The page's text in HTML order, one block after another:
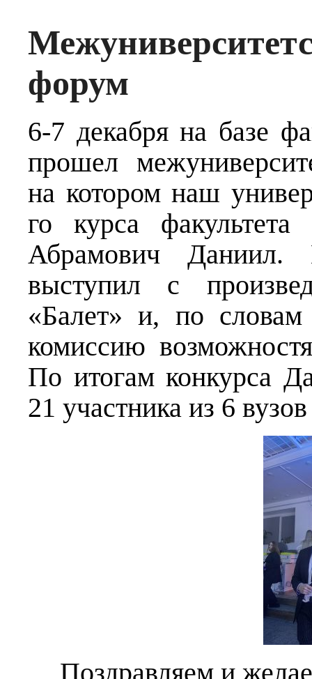
форум
6-7 декабря на базе
прошел
на котором наш
го курса
Абрамович
выступил с
«Балет» и, по словам
комиссию
По итогам конкурса
21 участника из 6
Поздравляем и